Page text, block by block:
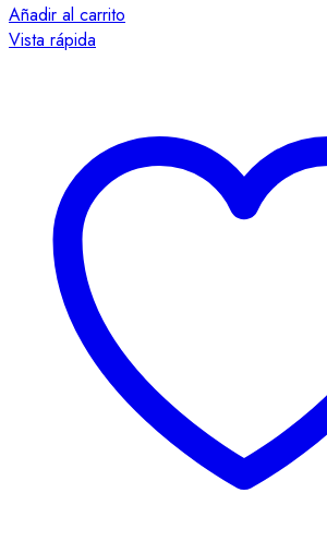
Añadir al carrito
Vista rápida